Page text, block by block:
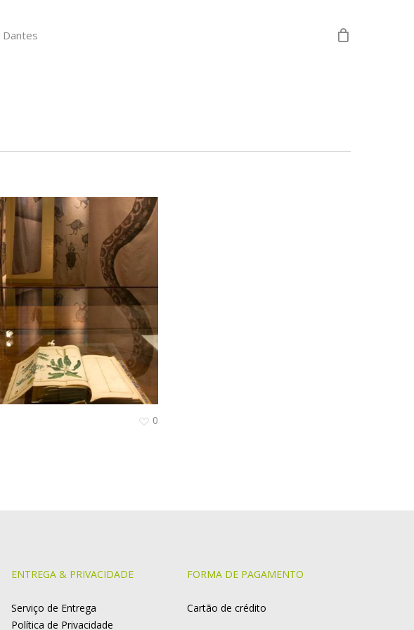
Dantes
0
ENTREGA & PRIVACIDADE
Serviço de Entrega
Política de Privacidade
FORMA DE PAGAMENTO
Cartão de crédito